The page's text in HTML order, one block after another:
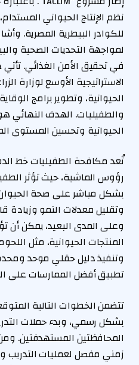
نظم الإنتاج الحيواني
للكوادر البيطرية المصرية.
لمواجهة التحديات الصحية
في تحقيق الأمن الغذائي.
الاستراتيجية الأوسع لوزارة
الحيوانية، وتطوير برامج
والطفيليات. الهدف النهائي هو
الحيوانية وتحسين المستوى
تُعد مكافحة الطفيليات خط
رؤوس الماشية، حيث تؤثر
بشكل مباشر على صحة
وتقليل معدلات النمو وزيادة
وعلى المدى البعيد، يمكن أن
المنتجات الحيوانية، مثل
وتنفيذ دليل حقلي موحد
تطبيق أفضل الممارسات على
تتضمن الخطوات التالية
بشكل رسمي، وبدء حملات
المحافظتين المستهدفتين.
زمني مفصل لعمليات التدريب